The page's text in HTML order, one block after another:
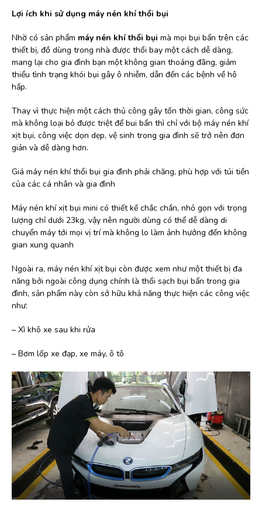
Lợi ích khi sử dụng máy nén khí thổi bụi
Nhờ có sản phẩm máy nén khí thổi bụi mà mọi bụi bẩn trên các
thiết bị, đồ dùng trong nhà được thổi bay một cách dễ dàng,
mang lại cho gia đình bạn một không gian thoáng đãng, giảm
thiểu tình trạng khói bụi gây ô nhiễm, dẫn đến các bệnh về hô
hấp.
Thay vì thực hiện một cách thủ công gây tốn thời gian, công sức
mà không loại bỏ được triệt để bui bẩn thì chỉ với bộ máy nén khí
xịt bụi, công việc dọn dẹp, vệ sinh trong gia đình sẽ trở nên đơn
giản và dễ dàng hơn.
Giá máy nén khí thổi bụi gia đình phải chăng, phù hợp với túi tiền
của các cá nhân và gia đình
Máy nén khí xịt bụi mini có thiết kế chắc chắn, nhỏ gọn với trọng
lượng chỉ dưới 23kg, vậy nên người dùng có thể dễ dàng di
chuyển máy tới mọi vị trí mà không lo làm ảnh hưởng đến không
gian xung quanh
Ngoài ra, máy nén khí xịt bụi còn được xem như một thiết bị đa
năng bởi ngoài công dụng chính là thổi sạch bụi bẩn trong gia
đình, sản phẩm này còn sở hữu khả năng thực hiện các công việc
như:
– Xì khô xe sau khi rửa
– Bơm lốp xe đạp, xe máy, ô tô